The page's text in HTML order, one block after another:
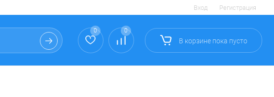
Вход Регистрация
0 0
В корзине пока пусто